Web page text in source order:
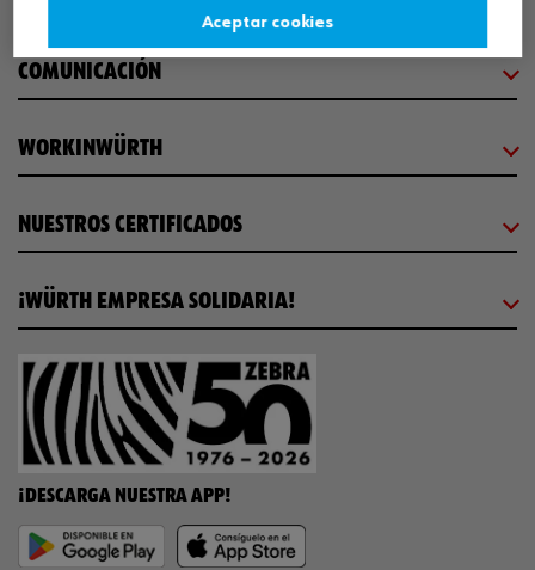
COMUNICACIÓN
WORKINWÜRTH
NUESTROS CERTIFICADOS
¡WÜRTH EMPRESA SOLIDARIA!
¡DESCARGA NUESTRA APP!
Aceptar cookies